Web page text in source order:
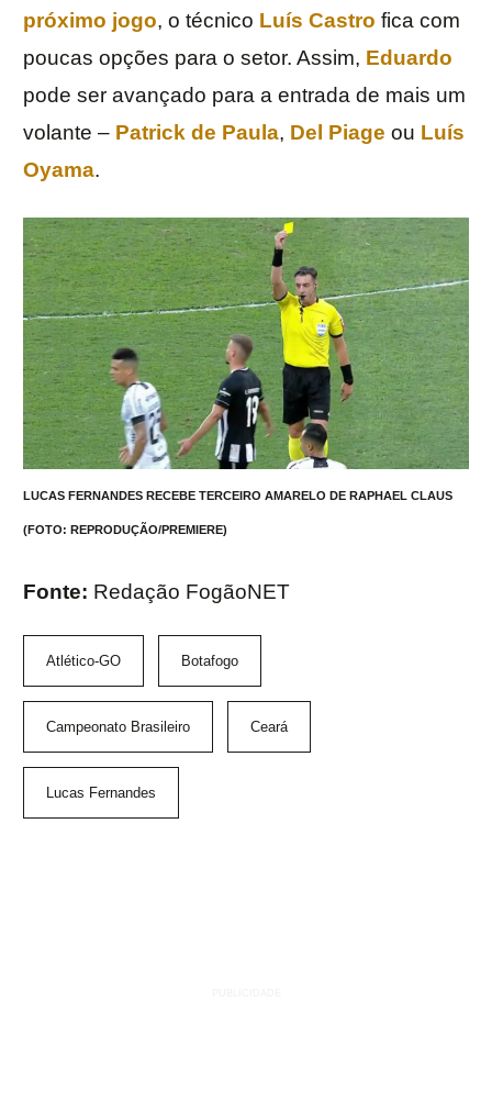
próximo jogo, o técnico Luís Castro fica com
poucas opções para o setor. Assim, Eduardo
pode ser avançado para a entrada de mais um
volante – Patrick de Paula, Del Piage ou Luís
Oyama.
LUCAS FERNANDES RECEBE TERCEIRO AMARELO DE RAPHAEL CLAUS
(FOTO: REPRODUÇÃO/PREMIERE)
Fonte: Redação FogãoNET
Atlético-GO Botafogo
Campeonato Brasileiro Ceará
Lucas Fernandes